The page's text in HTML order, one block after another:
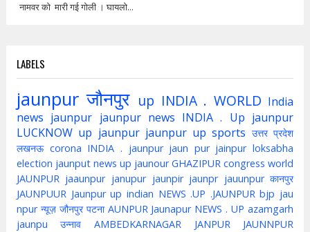
नामवर को मारी गई गोली । घायलो...
LABELS
jaunpur जौनपुर up INDIA . WORLD India
news jaunpur jaunpur news INDIA . Up jaunpur
LUCKNOW up jaunpur jaunpur up sports उत्तर प्रदेश
लखनऊ corona INDIA . jaunpur jaun pur jainpur loksabha
election jaunput news up jaunour GHAZIPUR congress world
JAUNPUR jaaunpur janupur jaunpir jaunpr jauunpur कानपुर
JAUNPUUR Jaunpur up indian NEWS .UP .JAUNPUR bjp jau
npur न्यूज़ जौनपुर पटना AUNPUR Jaunapur NEWS . UP azamgarh
jaunpu
उन्नाव AMBEDKARNAGAR JANPUR
JAUNNPUR